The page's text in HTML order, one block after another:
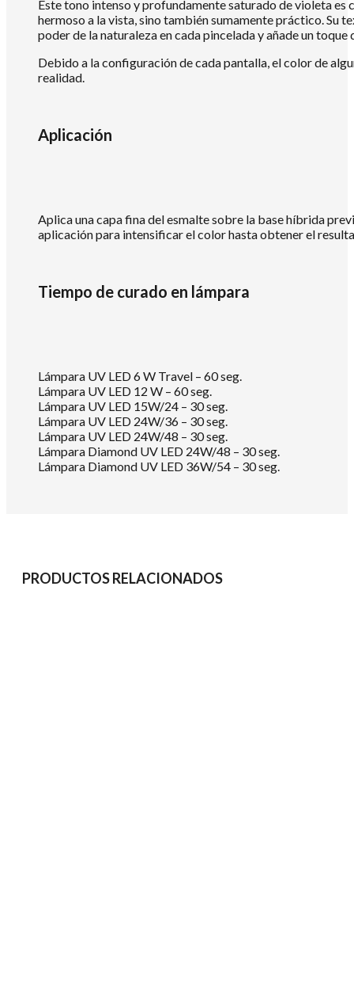
Este tono intenso y profundamente saturado de violeta
hermoso a la vista, sino también sumamente práctico. Su
poder de la naturaleza en cada pincelada y añade un
Debido a la configuración de cada pantalla, el color de
realidad.
Aplicación
Aplica una capa fina del esmalte sobre la base híbrida
aplicación para intensificar el color hasta obtener el
Tiempo de curado en lámpara
Lámpara UV LED 6 W Travel – 60 seg.
Lámpara UV LED 12 W – 60 seg.
Lámpara UV LED 15W/24 – 30 seg.
Lámpara UV LED 24W/36 – 30 seg.
Lámpara UV LED 24W/48 – 30 seg.
Lámpara Diamond UV LED 24W/48 – 30 seg.
Lámpara Diamond UV LED 36W/54 – 30 seg.
PRODUCTOS RELACIONADOS